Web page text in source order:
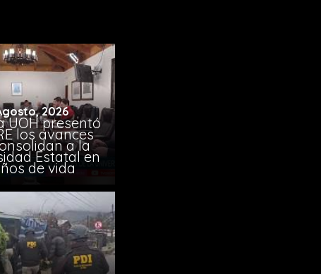
2026
UOH presentó
los avances
a la
Estatal en
de vida